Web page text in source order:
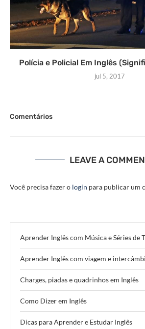
Polícia e Policial Em Inglês
jul 5, 2017
Comentários
LEAVE A
Você precisa fazer o login para publicar um
Aprender Inglês com Música e Séries de
Aprender Inglês com viagem e
Charges, piadas e quadrinhos em Inglês
Como Dizer em Inglês
Dicas para Aprender e Estudar Inglês